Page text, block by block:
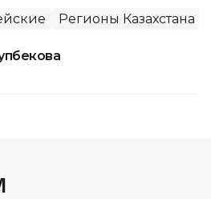
Регионы Казахстана